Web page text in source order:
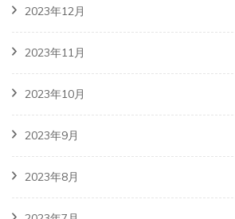
2023年12月
2023年11月
2023年10月
2023年9月
2023年8月